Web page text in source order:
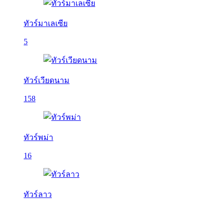
ทัวร์มาเลเซีย
5
ทัวร์เวียดนาม
158
ทัวร์พม่า
16
ทัวร์ลาว